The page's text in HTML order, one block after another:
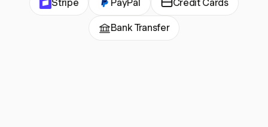
Stripe PayPal Credit Cards
Bank Transfer